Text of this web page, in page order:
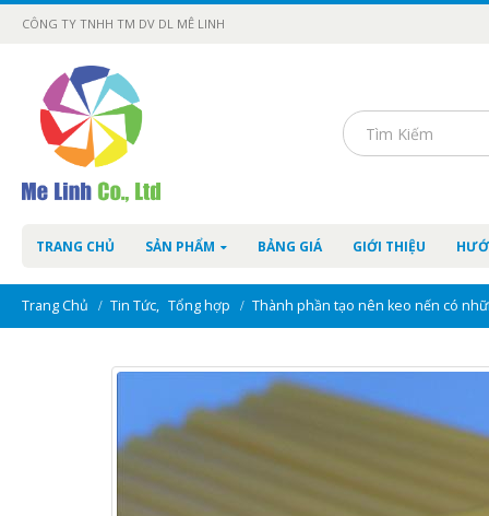
CÔNG TY TNHH TM DV DL MÊ LINH
TRANG CHỦ SẢN PHẨM BẢNG GIÁ GIỚI THIỆU
Trang Chủ Tin Tức, Tổng hợp Thành phần tạo nên keo nến có